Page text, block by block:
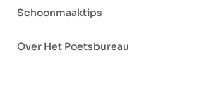
Schoonmaaktips
Over Het Poetsbureau